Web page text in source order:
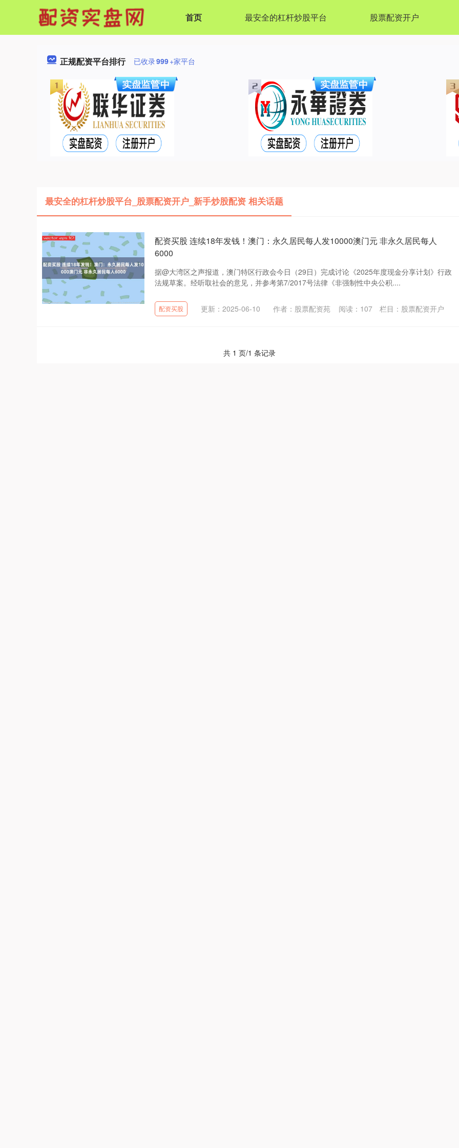
首页 最安全的杠杆炒股平台 股票配资开户
正规配资平台排行 已收录999+家平台
最安全的杠杆炒股平台_股票配资开户_新手炒股配资 相关话题
配资买股 连续18年发钱！澳门：永久居民每人发10000澳门元 非永久居民每人
6000
据@大湾区之声报道，澳门特区行政会今日（29日）完成讨论《2025年度现金分享计划》行政
法规草案。经听取社会的意见，并参考第7/2017号法律《非强制性中央公积....
配资买股 更新：2025-06-10 作者：股票配资苑 阅读： 107 栏目： 股票配资开户
共 1 页/1 条记录